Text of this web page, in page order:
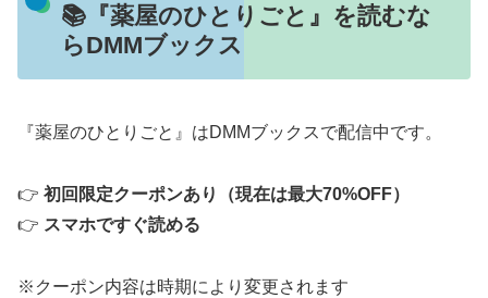
📚『薬屋のひとりごと』を読むな
らDMMブックス
『薬屋のひとりごと』はDMMブックスで配信中です。
👉 初回限定クーポンあり（現在は最大70%OFF）
👉 スマホですぐ読める
※クーポン内容は時期により変更されます